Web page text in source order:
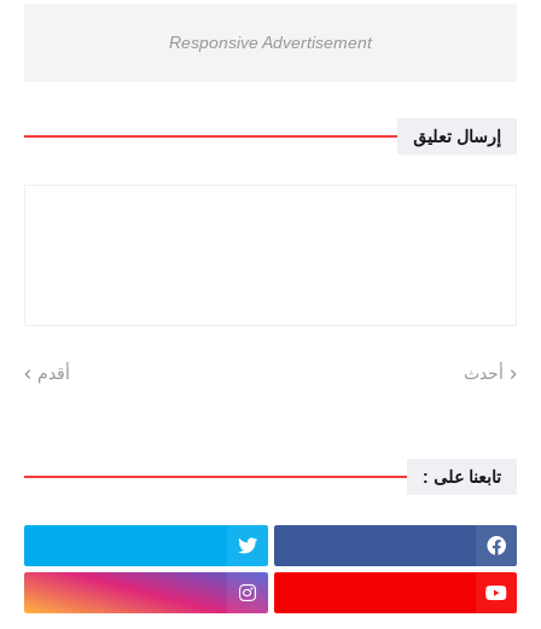
Responsive Advertisement
إرسال تعليق
أحدث أقدم
تابعنا على :